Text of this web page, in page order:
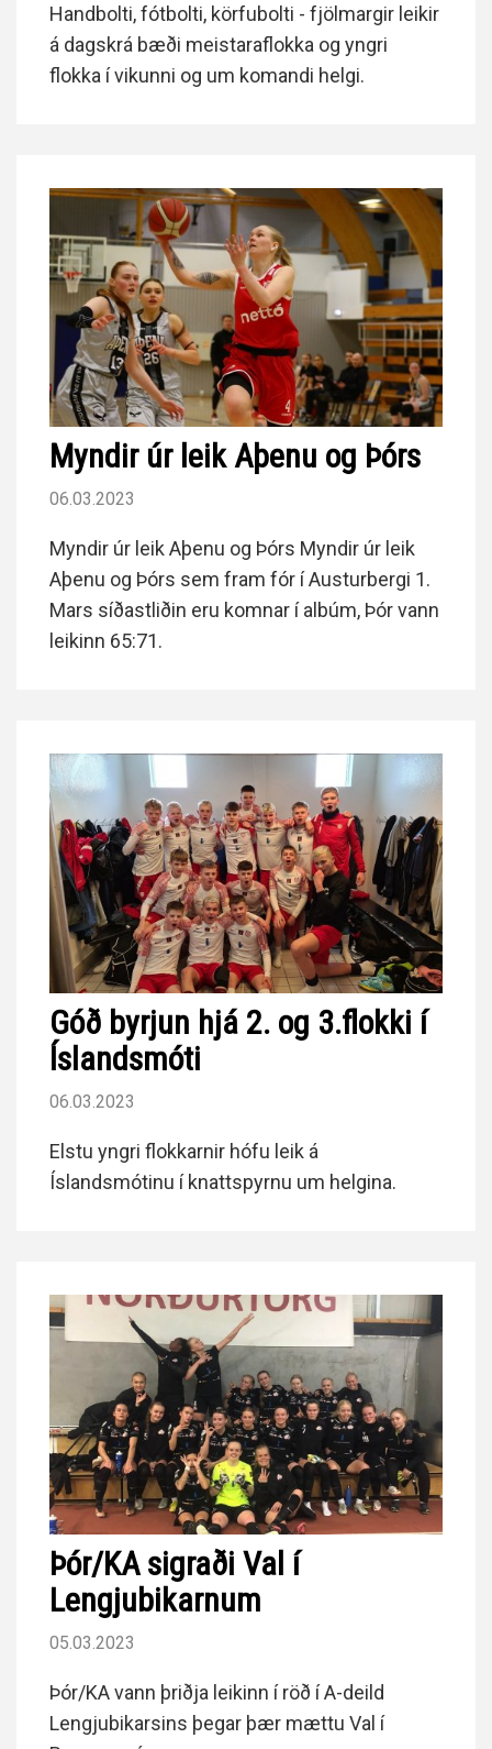
Handbolti, fótbolti, körfubolti - fjölmargir leikir
á dagskrá bæði meistaraflokka og yngri
flokka í vikunni og um komandi helgi.
Myndir úr leik Aþenu og Þórs
06.03.2023
Myndir úr leik Aþenu og Þórs Myndir úr leik
Aþenu og Þórs sem fram fór í Austurbergi 1.
Mars síðastliðin eru komnar í albúm, Þór vann
leikinn 65:71.
Góð byrjun hjá 2. og 3.flokki í
Íslandsmóti
06.03.2023
Elstu yngri flokkarnir hófu leik á
Íslandsmótinu í knattspyrnu um helgina.
Þór/KA sigraði Val í
Lengjubikarnum
05.03.2023
Þór/KA vann þriðja leikinn í röð í A-deild
Lengjubikarsins þegar þær mættu Val í